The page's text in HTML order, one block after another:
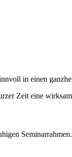
in einen
Zeit eine
Seminarrahmen.